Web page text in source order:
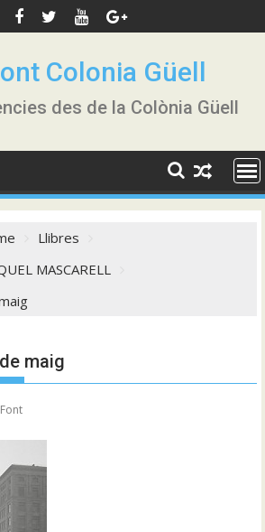
Colonia Güell
des de la Colònia Güell
Llibres
MASCARELL
maig